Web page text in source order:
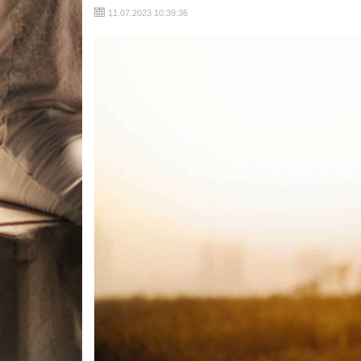
11.07.2023 10:39:36